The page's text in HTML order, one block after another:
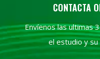
CONTACTA
Envíenos las ultimas
el estudio y